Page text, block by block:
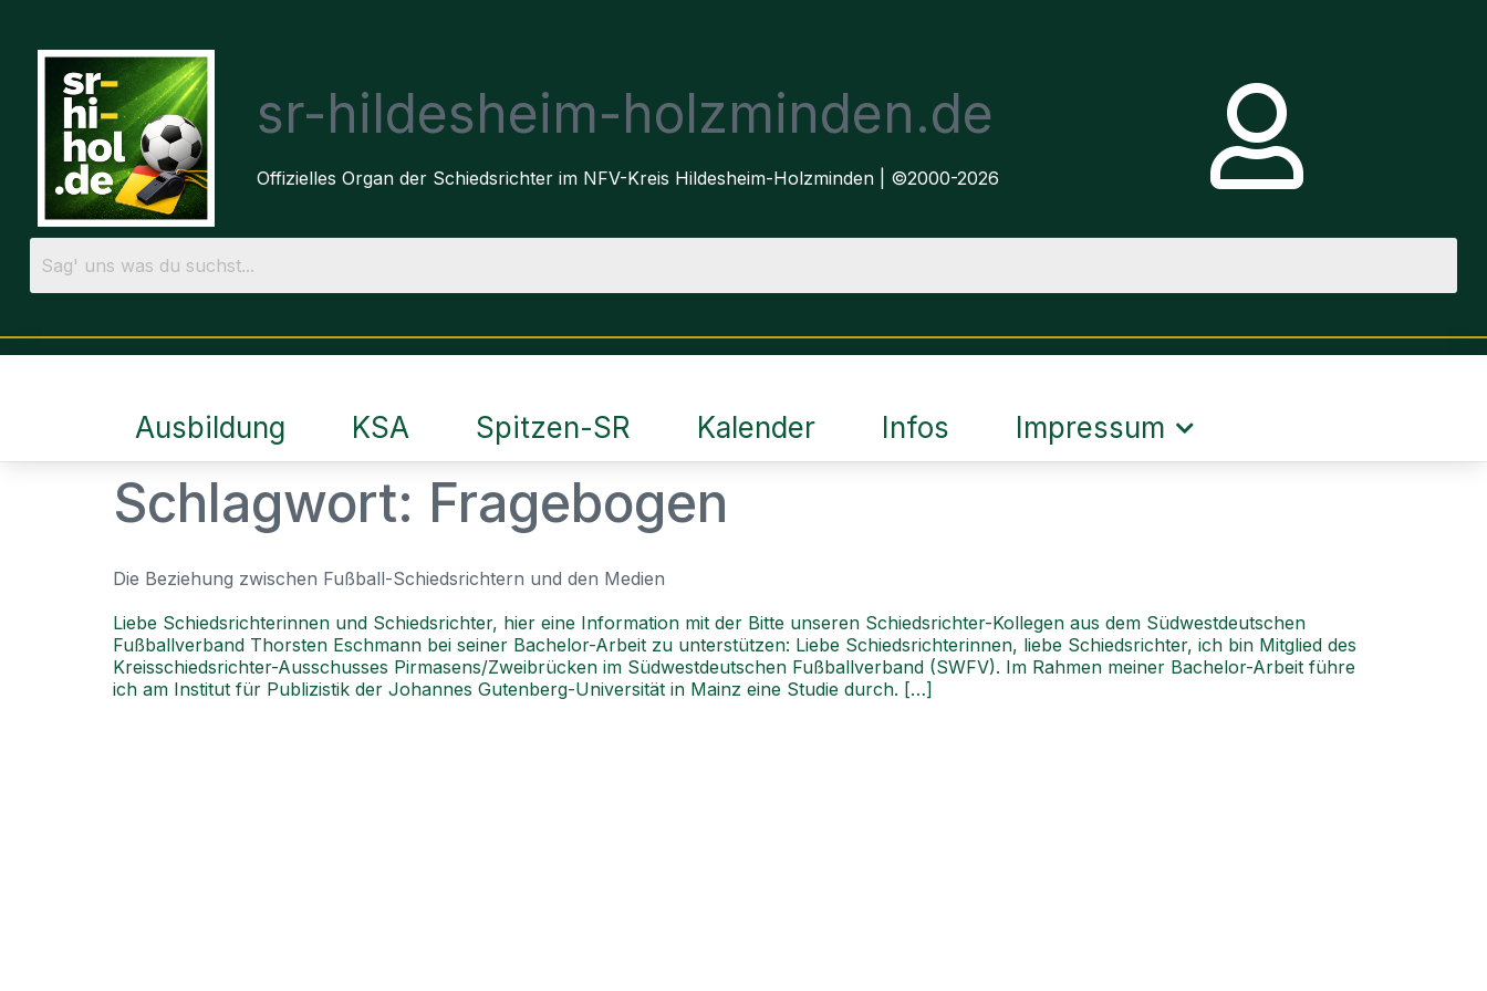
sr-hildesheim-holzminden.de
Offizielles Organ der Schiedsrichter im NFV-Kreis Hildesheim-Holzminden | ©2000-2026
Ausbildung KSA Spitzen-SR Kalender Infos Impressum
Schlagwort: Fragebogen
Die Beziehung zwischen Fußball-Schiedsrichtern und den Medien
Liebe Schiedsrichterinnen und Schiedsrichter, hier eine Information mit der Bitte unseren Schiedsrichter-Kollegen aus dem Südwestdeutschen
Fußballverband Thorsten Eschmann bei seiner Bachelor-Arbeit zu unterstützen: Liebe Schiedsrichterinnen, liebe Schiedsrichter, ich bin Mitglied des
Kreisschiedsrichter-Ausschusses Pirmasens/Zweibrücken im Südwestdeutschen Fußballverband (SWFV). Im Rahmen meiner Bachelor-Arbeit führe
ich am Institut für Publizistik der Johannes Gutenberg-Universität in Mainz eine Studie durch. […]